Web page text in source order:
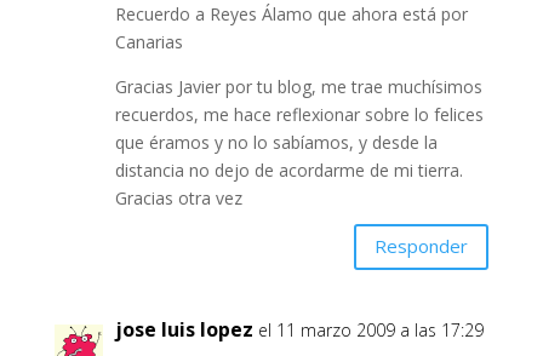
Recuerdo a Reyes Álamo que ahora está por
Canarias
Gracias Javier por tu blog, me trae muchísimos
recuerdos, me hace reflexionar sobre lo felices
que éramos y no lo sabíamos, y desde la
distancia no dejo de acordarme de mi tierra.
Gracias otra vez
Responder
jose luis lopez el 11 marzo 2009 a las 17:29